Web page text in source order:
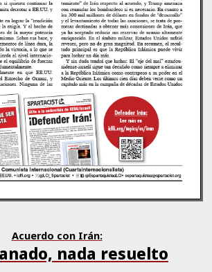
Acuerdo con Irán:
nada resuelto